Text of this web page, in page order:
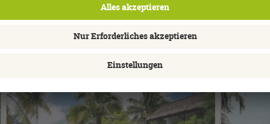
Zimmern